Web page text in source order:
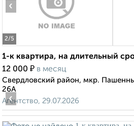
2/5
‹
1-к квартира, на длительный
12 000 ₽ в месяц
Свердловский район, мкр.
26А
Агентство, 29.07.2026
‹